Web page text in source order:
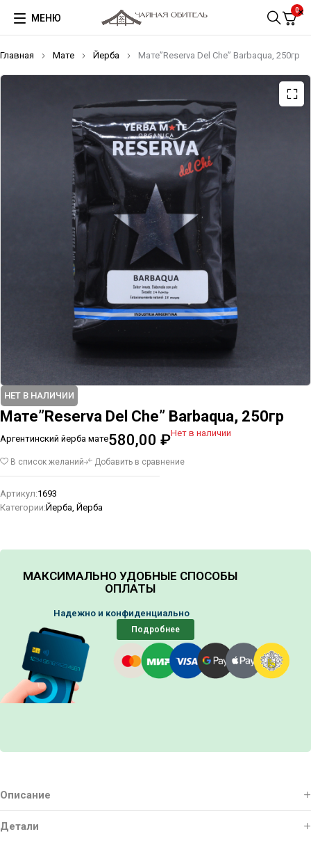
МЕНЮ
0
Главная Мате Йерба Мате”Reserva Del Che” Barbaqua, 250гр
НЕТ В НАЛИЧИИ
Мате”Reserva Del Che” Barbaqua, 250гр
Аргентинский йерба мате580,00 ₽Нет в наличии
В список желаний Добавить в сравнение
Артикул:1693
Категории:Йерба, Йерба
МАКСИМАЛЬНО УДОБНЫЕ СПОСОБЫ
ОПЛАТЫ
Надежно и конфиденциально
Подробнее
Описание
Детали